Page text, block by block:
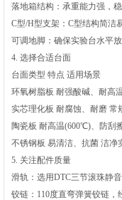
落地箱结构‌：承重能力强，
C型/H型支架‌：C型结构简洁
可调地脚‌：确保实验台水平
4. 选择合适台面
台面类型 特点 适用场景
环氧树脂板 耐强酸碱、耐高
实芯理化板 耐腐蚀、耐磨 常
陶瓷板 耐高温(600℃)、防刮
不锈钢板 易清洁、抗菌 洁净
5. 关注配件质量
滑轨‌：选用DTC三节滚珠静
铰链‌：110度直弯弹簧铰链，